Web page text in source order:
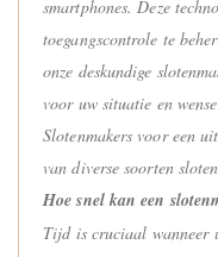
smartphones. Deze
toegangscontrole te
onze deskundige
voor uw situatie en
Slotenmakers voor een
van diverse soorten
Hoe snel kan een
Tijd is cruciaal wanneer